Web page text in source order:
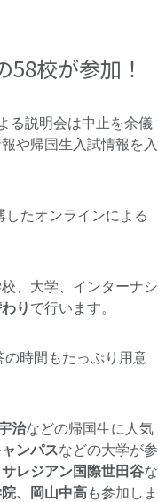
校が参加！
る説明会は中止を余儀
や帰国生入試情報を入
したオンラインによる
、大学、インターナシ
り で行います。
時間もたっぷり用意
治などの帰国生に人気
ンパスなどの大学が参
レジアン国際世田谷な
、岡山中高も参加しま